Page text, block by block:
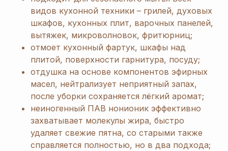
видов кухонной техники – грилей, духовых
шкафов, кухонных плит, варочных панелей,
вытяжек, микроволновок, фритюрниц;
отмоет кухонный фартук, шкафы над
плитой, поверхности гарнитура, посуду;
отдушка на основе компонентов эфирных
масел, нейтрализует неприятный запах,
после уборки сохраняется лёгкий аромат;
неиногенный ПАВ нонионик эффективно
захватывает молекулы жира, быстро
удаляет свежие пятна, со старыми также
справляется полностью, но в два подхода;